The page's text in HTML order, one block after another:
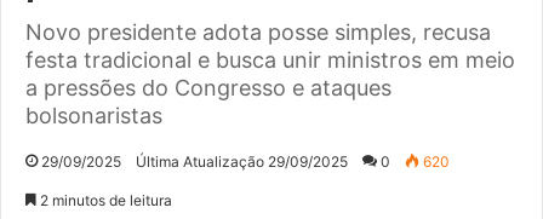
Novo presidente adota posse simples, recusa
festa tradicional e busca unir ministros em meio
a pressões do Congresso e ataques
bolsonaristas
29/09/2025 Última Atualização 29/09/2025 0 620
2 minutos de leitura